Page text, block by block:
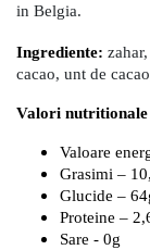
in Belgia.
Ingrediente:
cacao, unt de
Valori nutritionale
Valoare
Grasimi –
Glucide –
Proteine –
Sare - 0g